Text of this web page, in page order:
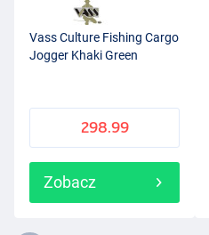
Vass Culture Fishing Cargo
Jogger Khaki Green
298.99
Zobacz